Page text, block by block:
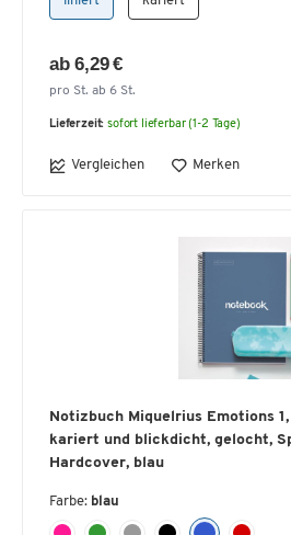
ab 6,29 €
pro St. ab 6 St.
Lieferzeit: sofort lieferbar (1-2 Tage)
Vergleichen Merken
Notizbuch Miquelrius Emotions
kariert und blickdicht, gelocht,
Hardcover, blau
Farbe: blau